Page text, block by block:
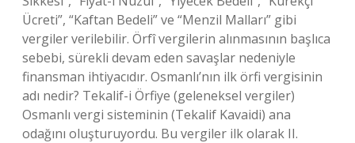
Ücreti”, “Kaftan Bedeli” ve “Menzil Malları” gibi
vergiler verilebilir. Örfî vergilerin alınmasının başlıca
sebebi, sürekli devam eden savaşlar nedeniyle
finansman ihtiyacıdır. Osmanlı’nın ilk örfi vergisinin
adı nedir? Tekalif-i Örfiye (geleneksel vergiler)
Osmanlı vergi sisteminin (Tekalif Kavaidi) ana
odağını oluşturuyordu. Bu vergiler ilk olarak II.